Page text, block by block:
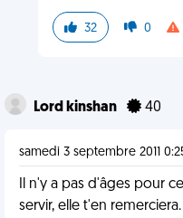
32 0
Lord kinshan 40
samedi 3 septembre 2011
Il n'y a pas d'âges pour
servir, elle t'en